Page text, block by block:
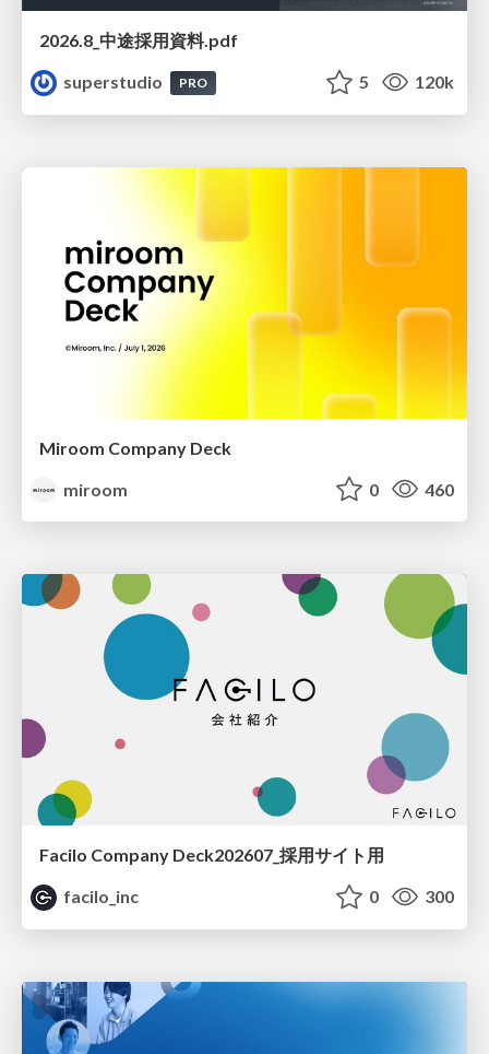
2026.8_中途採用資料.pdf
superstudio
PRO 5 120k
Miroom Company Deck
miroom
0 460
Facilo Company Deck202607_採用サイト用
facilo_inc
0 300